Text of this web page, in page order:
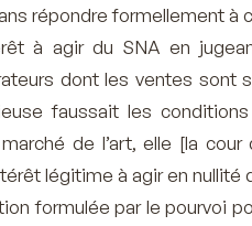
répondre formellement à
à agir du SNA en
dont les ventes sont
faussait les
de l’art, elle [la
légitime à agir en nullité
formulée par le pourvoi